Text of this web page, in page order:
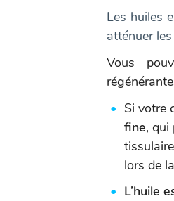
Les huiles
atténuer
Vous
Si votre
fine, qui
lors de
L’huile